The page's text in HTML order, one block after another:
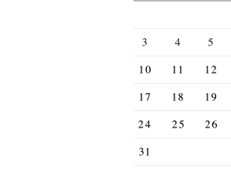
3
4 5
10
11 12
17
18 19
24
25 26
31